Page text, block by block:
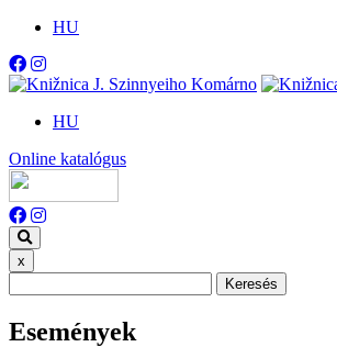
HU
HU
Online katalógus
x
Keresés
Események